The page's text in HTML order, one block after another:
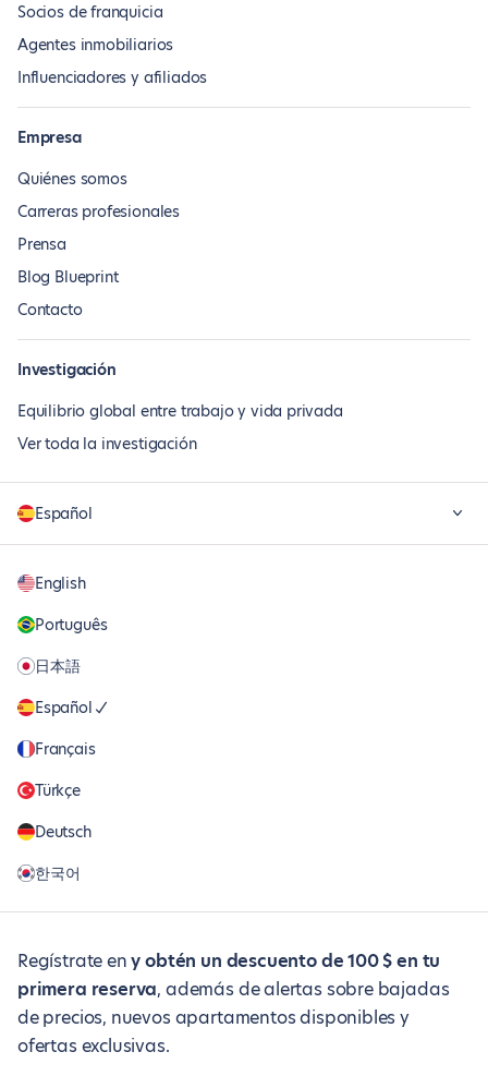
Socios de franquicia
Agentes inmobiliarios
Influenciadores y afiliados
Empresa
Quiénes somos
Carreras profesionales
Prensa
Blog Blueprint
Contacto
Investigación
Equilibrio global entre trabajo y vida privada
Ver toda la investigación
Español
English
Português
日本語
Español
Français
Türkçe
Deutsch
한국어
Regístrate eny obtén un descuento de 100 $ en tu
primera reserva, además de alertas sobre bajadas
de precios, nuevos apartamentos disponibles y
ofertas exclusivas.